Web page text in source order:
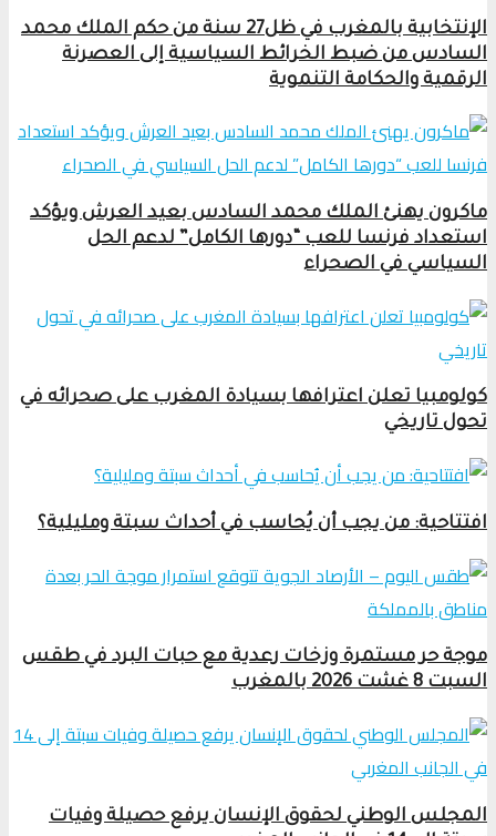
الإنتخابية بالمغرب في ظل27 سنة من حكم الملك محمد
السادس من ضبط الخرائط السياسية إلى العصرنة
الرقمية والحكامة التنموية
ماكرون يهنئ الملك محمد السادس بعيد العرش ويؤكد
استعداد فرنسا للعب “دورها الكامل” لدعم الحل
السياسي في الصحراء
كولومبيا تعلن اعترافها بسيادة المغرب على صحرائه في
تحول تاريخي
افتتاحية: من يجب أن يُحاسب في أحداث سبتة ومليلية؟
موجة حر مستمرة وزخات رعدية مع حبات البرد في طقس
السبت 8 غشت 2026 بالمغرب
المجلس الوطني لحقوق الإنسان يرفع حصيلة وفيات